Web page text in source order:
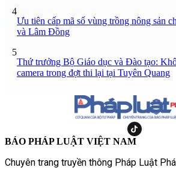
4
Ưu tiên cấp mã số vùng trồng nông sản
và Lâm Đồng
5
Thứ trưởng Bộ Giáo dục và Đào tạo:
camera trong đợt thi lại tại Tuyên Quang
BÁO PHÁP LUẬT VIỆT NAM
Chuyên trang truyền thông Pháp Luật